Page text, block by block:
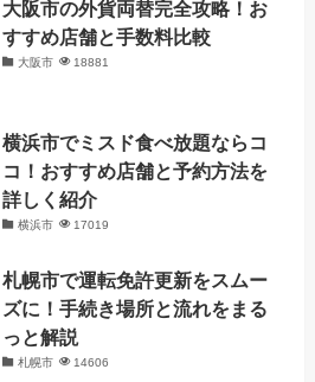
大阪市の外貨両替完全攻略！お
すすめ店舗と手数料比較
大阪市 18881
横浜市でミスド食べ放題ならコ
コ！おすすめ店舗と予約方法を
詳しく紹介
横浜市 17019
札幌市で運転免許更新をスムー
ズに！手続き場所と流れをまる
っと解説
札幌市 14606